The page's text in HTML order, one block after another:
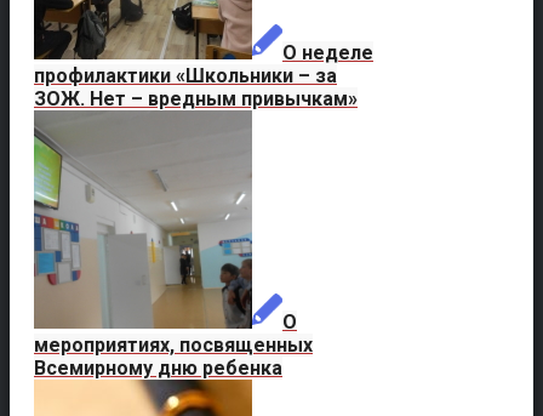
О неделе
профилактики «Школьники – за
ЗОЖ. Нет – вредным привычкам»
О
мероприятиях, посвященных
Всемирному дню ребенка